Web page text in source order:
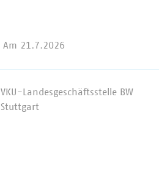
Am 21.7.2026
VKU-Landesgeschäftsstelle BW
Stuttgart